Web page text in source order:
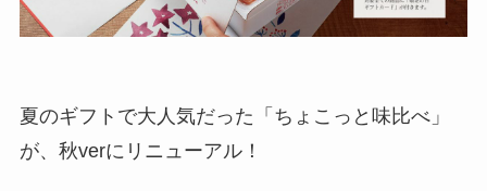
夏のギフトで大人気だった「ちょこっと味比べ」
が、秋verにリニューアル！